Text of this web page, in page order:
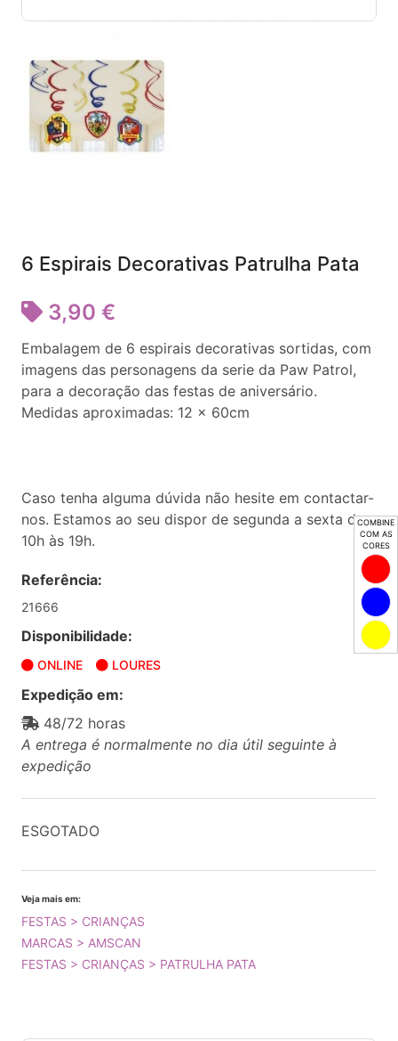
COMBINE
COM AS
CORES
6 Espirais Decorativas Patrulha Pata
3,90 €
Embalagem de 6 espirais decorativas sortidas, com
imagens das personagens da serie da Paw Patrol,
para a decoração das festas de aniversário.
Medidas aproximadas: 12 x 60cm
Caso tenha alguma dúvida não hesite em contactar-
nos. Estamos ao seu dispor de segunda a sexta das
10h às 19h.
Referência:
21666
Disponibilidade:
ONLINE LOURES
Expedição em:
48/72 horas
A entrega é normalmente no dia útil seguinte à
expedição
ESGOTADO
Veja mais em:
FESTAS > CRIANÇAS
MARCAS > AMSCAN
FESTAS > CRIANÇAS > PATRULHA PATA